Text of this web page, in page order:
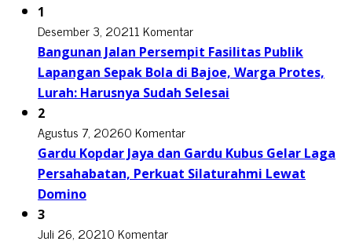
1
Desember 3, 20211 Komentar
Bangunan Jalan Persempit Fasilitas Publik
Lapangan Sepak Bola di Bajoe, Warga Protes,
Lurah: Harusnya Sudah Selesai
2
Agustus 7, 20260 Komentar
Gardu Kopdar Jaya dan Gardu Kubus Gelar Laga
Persahabatan, Perkuat Silaturahmi Lewat
Domino
3
Juli 26, 20210 Komentar